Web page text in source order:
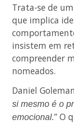
Trata-se de
que implica
insistem em
compreender
nomeados.
Daniel
si mesmo é o
emocional.” O